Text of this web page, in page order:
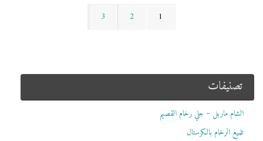
1
2
3
تصنيفات
الشام ماربل – جلي رخام القصيم
تلميع الرخام بالكرستال